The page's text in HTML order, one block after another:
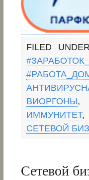
FILED
ВИОРГОНЫ
ИММУНИТЕТ,
СЕТЕВОЙ
Сетевой